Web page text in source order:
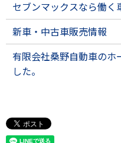
セブンマックスなら働く
新車・中古車販売情報
有限会社桑野自動車のホ
した。